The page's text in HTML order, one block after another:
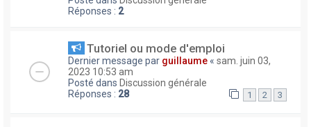
Réponses : 2
Tutoriel ou mode d'emploi
Dernier message par guillaume « sam. juin 03,
2023 10:53 am
Posté dans Discussion générale
Réponses : 28 1 2 3